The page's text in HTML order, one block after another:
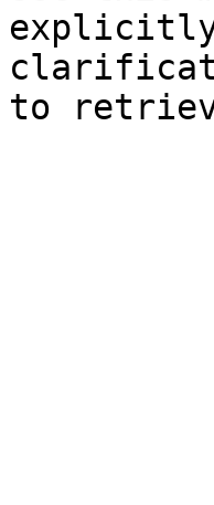
explicitly